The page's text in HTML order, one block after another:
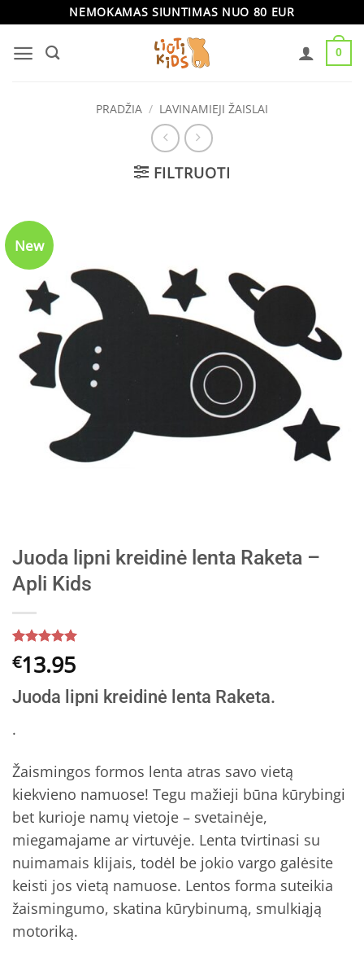
content
NEMOKAMAS SIUNTIMAS NUO 80 EUR
0
PRADŽIA / LAVINAMIEJI ŽAISLAI
FILTRUOTI
New
Juoda lipni kreidinė lenta Raketa –
Apli Kids
Įvertinimas:
5iš 5
įvertinimų:
5
)
€13.95
Juoda lipni kreidinė lenta Raketa.
.
Žaismingos formos lenta atras savo vietą
kiekvieno namuose! Tegu mažieji būna kūrybingi
bet kurioje namų vietoje – svetainėje,
miegamajame ar virtuvėje. Lenta tvirtinasi su
nuimamais klijais, todėl be jokio vargo galėsite
keisti jos vietą namuose. Lentos forma suteikia
žaismingumo, skatina kūrybinumą, smulkiąją
motoriką.